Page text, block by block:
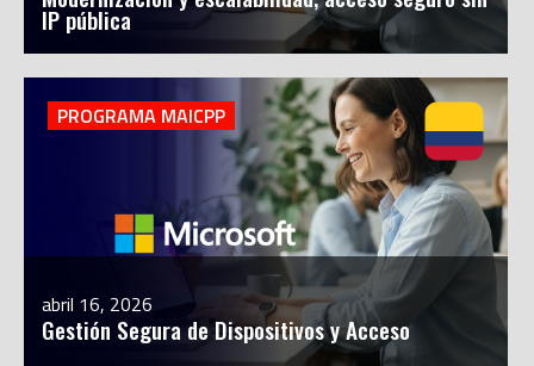
IP pública
PROGRAMA MAICPP
abril 16, 2026
Gestión Segura de Dispositivos y Acceso